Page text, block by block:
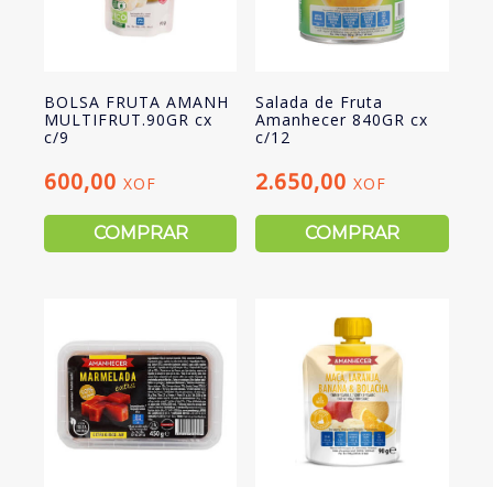
BOLSA FRUTA AMANH
MULTIFRUT.90GR cx
c/9
600,00 XOF
COMPRAR
Salada de Fruta
Amanhecer 840GR cx
c/12
2.650,00XOF
COMPRAR